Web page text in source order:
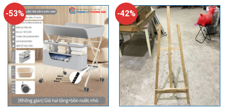
300,000₫.
200,000₫.
-53% -42%